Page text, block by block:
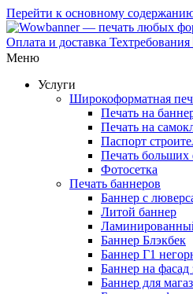
Перейти к основному
Оплата и доставка Техтребования
Меню
Услуги
Широкоформатная
Печать на
Печать на
Паспорт
Печать больших
Фотосетка
Печать баннеров
Баннер с
Литой баннер
Баннер Блэкбек
Баннер Г1
Баннер на фасад
Баннер для